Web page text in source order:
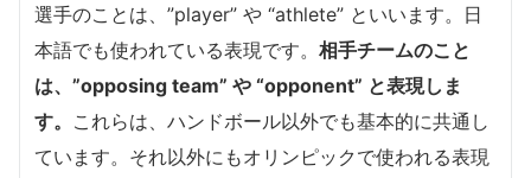
選手のことは、”player” や “athlete” といいます。日
本語でも使われている表現です。 相手チームのこと
は、”opposing team” や “opponent” と表現しま
す。 これらは、ハンドボール以外でも基本的に共通し
ています。それ以外にもオリンピックで使われる表現